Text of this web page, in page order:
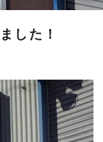
した！